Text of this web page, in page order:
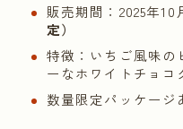
販売期間：2025年10
定）
特徴：いちご風味
ーなホワイトチョコ
数量限定パッケージ